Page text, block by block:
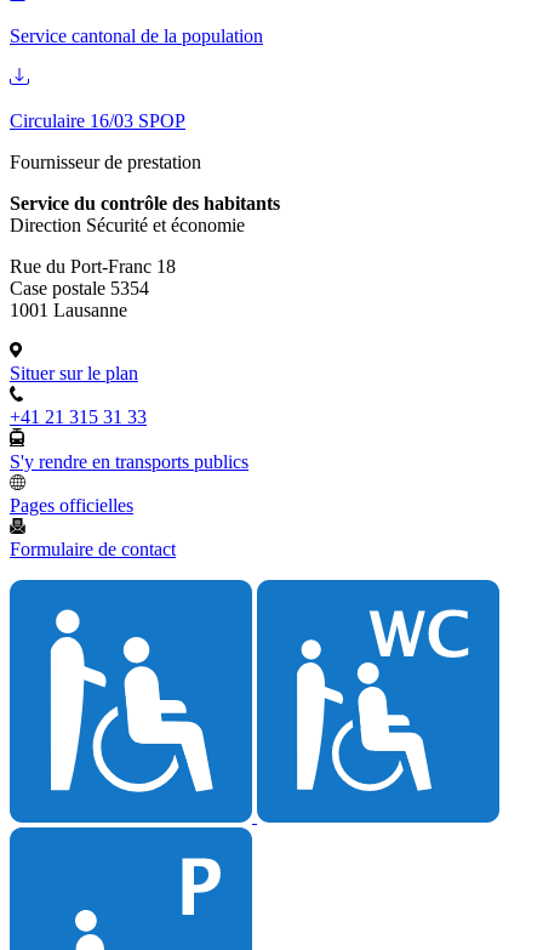
Service cantonal de la population
Circulaire 16/03 SPOP
Fournisseur de prestation
Service du contrôle des habitants
Direction Sécurité et économie
Rue du Port-Franc 18
Case postale 5354
1001 Lausanne
Situer sur le plan
+41 21 315 31 33
S'y rendre en transports publics
Pages officielles
Formulaire de contact